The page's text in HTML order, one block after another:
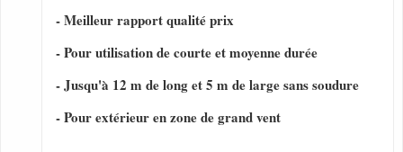
- Meilleur rapport qualité prix
- Pour utilisation de courte et moyenne durée
- Jusqu'à 12 m de long et 5 m de large sans soudure
- Pour extérieur en zone de grand vent